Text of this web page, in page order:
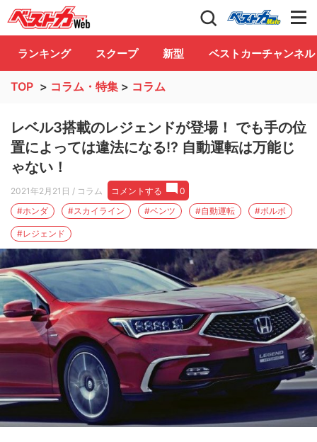
自動車情報誌「ベストカー」 Club
ランキング スクープ 新型 ベストカーチャンネル
TOP > コラム・特集 > コラム
レベル3搭載のレジェンドが登場！ でも手の位
置によっては違法になる!? 自動運転は万能じ
ゃない！
2021年2月21日 / コラム コメントする
0
#ホンダ
#スカイライン #ベンツ #自動運転 #ボルボ
#レジェンド